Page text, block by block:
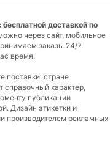
доставкой по
через сайт, мобильное
заказы 24/7.
время.
поставки, стране
справочный характер,
публикации
Дизайн этикетки и
производителем рекламных